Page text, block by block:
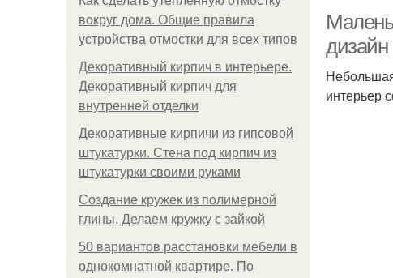
вокруг дома. Общие правила
устройства отмостки для всех типов
Декоративный кирпич в интерьере.
Декоративный кирпич для
внутренней отделки
Декоративные кирпичи из гипсовой
штукатурки. Стена под кирпич из
штукатурки своими руками
Создание кружек из полимерной
глины. Делаем кружку с зайкой
50 вариантов расстановки мебели в
однокомнатной квартире. По
дизайн
интерьер